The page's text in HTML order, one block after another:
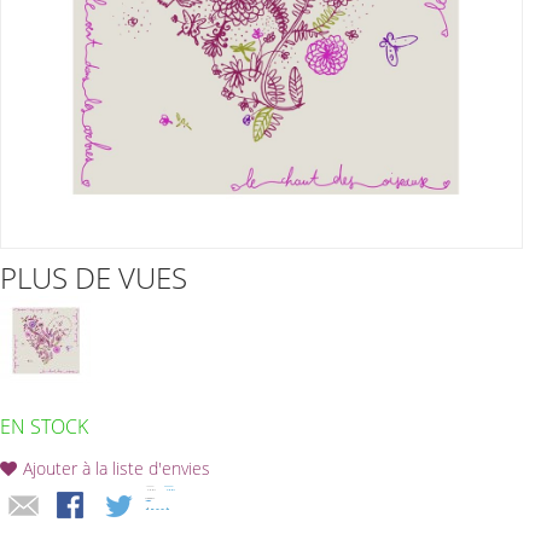
PLUS DE VUES
EN STOCK
Ajouter à la liste d'envies